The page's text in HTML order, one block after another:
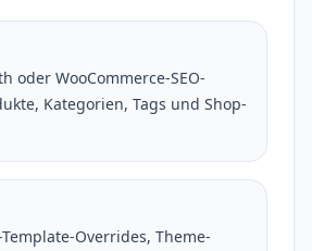
oder WooCommerce-SEO-
Kategorien, Tags und Shop-
Overrides, Theme-